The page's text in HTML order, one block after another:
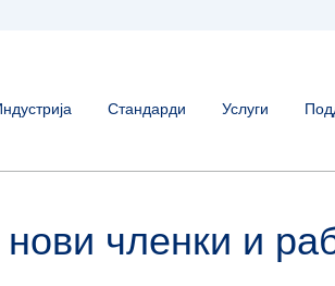
Стандарди Услуги
членки и